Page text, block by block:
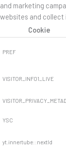
and marketing
websites and collect
Cookie
PREF
VISITOR_INFO1_LIVE
YSC
yt.innertube::nextId